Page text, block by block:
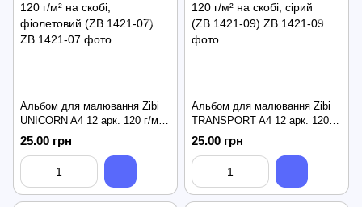
Альбом для малювання Zibi
UNICORN A4 12 арк. 120 г/м²
на скобі, фіолетовий
(ZB.1421-07)
25.00 грн
Альбом для малювання Zibi
TRANSPORT A4 12 арк. 120 г/
м² на скобі, сірий (ZB.1421-09)
25.00 грн